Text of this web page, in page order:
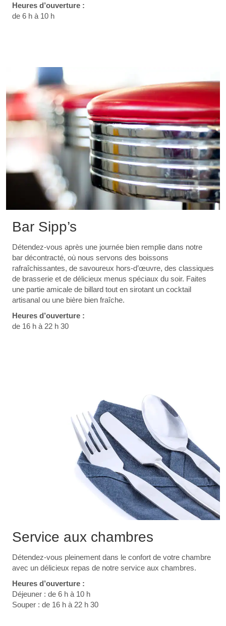
Heures d’ouverture :
de 6 h à 10 h
Bar Sipp’s
Détendez-vous après une journée bien remplie dans notre
bar décontracté, où nous servons des boissons
rafraîchissantes, de savoureux hors-d’œuvre, des classiques
de brasserie et de délicieux menus spéciaux du soir. Faites
une partie amicale de billard tout en sirotant un cocktail
artisanal ou une bière bien fraîche.
Heures d’ouverture :
de 16 h à 22 h 30
Service aux chambres
Détendez-vous pleinement dans le confort de votre chambre
avec un délicieux repas de notre service aux chambres.
Heures d’ouverture :
Déjeuner : de 6 h à 10 h
Souper : de 16 h à 22 h 30